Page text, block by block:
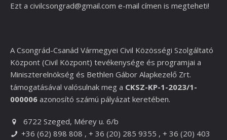
Ezt a civilcsongrad@gmail.com e-mail címen is megteheti!
A Csongrád-Csanád Vármegyei Civil Közösségi Szolgáltató
Központ (Civil Központ) tevékenysége és programjai a
Miniszterelnökség és Bethlen Gábor Alapkezelő Zrt.
támogatásával valósulnak meg a CKSZ-KP-1-2023/1-
000006 azonosító számú pályázat keretében.
6722 Szeged, Mérey u. 6/b
+36 (62) 898 808 , + 36 (20) 285 9355 , + 36 (20) 403